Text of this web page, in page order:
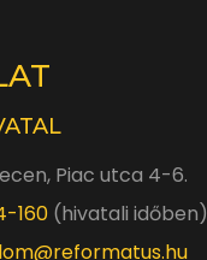
Piac utca 4-6.
160 (hivatali időben)